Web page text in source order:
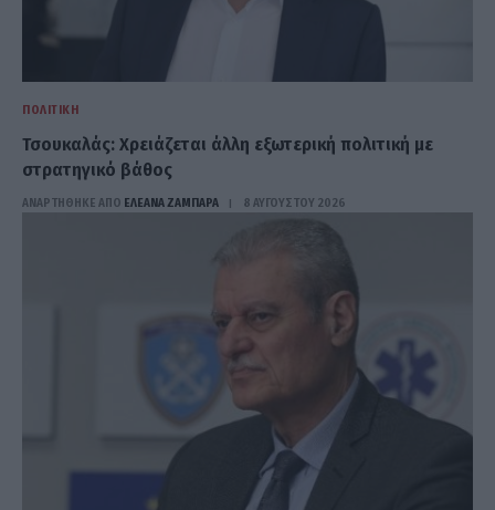
ΠΟΛΙΤΙΚΉ
Τσουκαλάς: Xρειάζεται άλλη εξωτερική πολιτική με
στρατηγικό βάθος
ΑΝΑΡΤΗΘΗΚΕ ΑΠΟ ΕΛΕΑΝΑ ΖΑΜΠΑΡΑ 8 ΑΥΓΟΎΣΤΟΥ 2026